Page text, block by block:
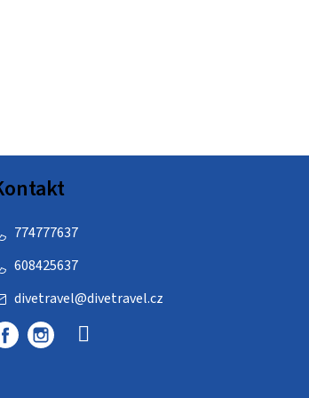
divetravel@divetravel.cz
608425637
774777637